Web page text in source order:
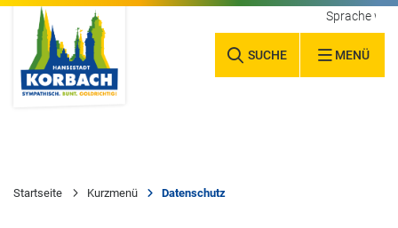
SUCHE MENÜ
Sprache
Startseite Kurzmenü Datenschutz